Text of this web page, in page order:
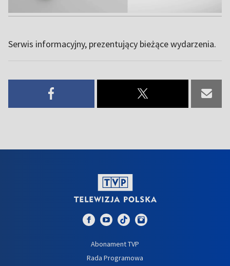
Serwis informacyjny, prezentujący bieżące wydarzenia.
Abonament TVP
Rada Programowa